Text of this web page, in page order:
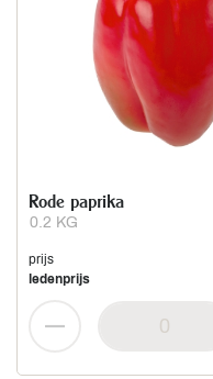
0.2 KG
Rode paprika
prijs
ledenprijs